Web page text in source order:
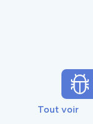
Tout voir